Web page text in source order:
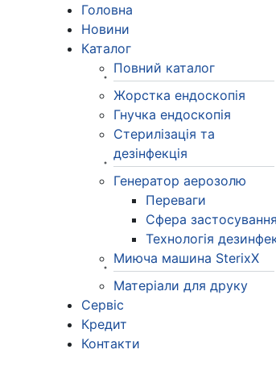
Головна
Новини
Каталог
Повний каталог
Жорстка ендоскопія
Гнучка ендоскопія
Стерилізація та
дезінфекція
Генератор аерозолю
Переваги
Сфера застосування
Технологія
Миюча машина SterixX
Матеріали для друку
Сервіс
Кредит
Контакти